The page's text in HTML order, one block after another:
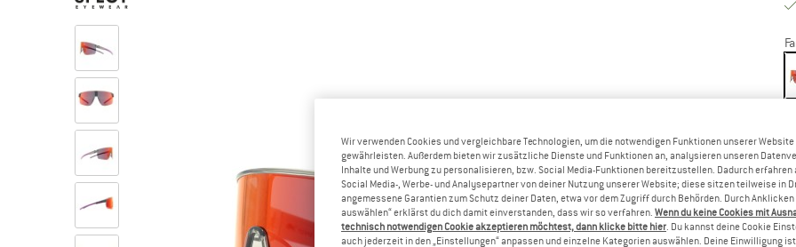
Wir verwenden Cookies und vergleichbare Technologien, um die notwendigen Funktionen unserer Website
gewährleisten. Außerdem bieten wir zusätzliche Dienste und Funktionen an, analysieren unseren
Inhalte und Werbung zu personalisieren, bzw. Social Media-Funktionen bereitzustellen. Dadurch erfahren
Social Media-, Werbe- und Analysepartner von deiner Nutzung unserer Website; diese sitzen teilweise in
angemessene Garantien zum Schutz deiner Daten, etwa vor dem Zugriff durch Behörden. Durch Anklicken
auswählen“ erklärst du dich damit einverstanden, dass wir so verfahren. Wenn du keine Cookies mit
technisch notwendigen Cookie akzeptieren möchtest, dann klicke bitte hier. Du kannst deine Cookie
auch jederzeit in den „Einstellungen“ anpassen und einzelne Kategorien auswählen. Deine Einwilligung